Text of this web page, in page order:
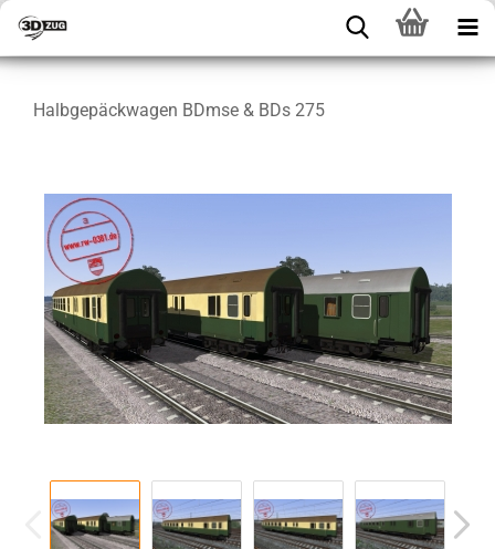
Halbgepäckwagen BDmse & BDs 275